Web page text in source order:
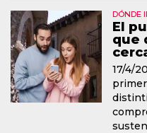
DÓNDE
El
que
17/4/